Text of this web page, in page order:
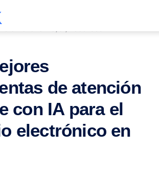
Central
de atención
con IA para el
electrónico en